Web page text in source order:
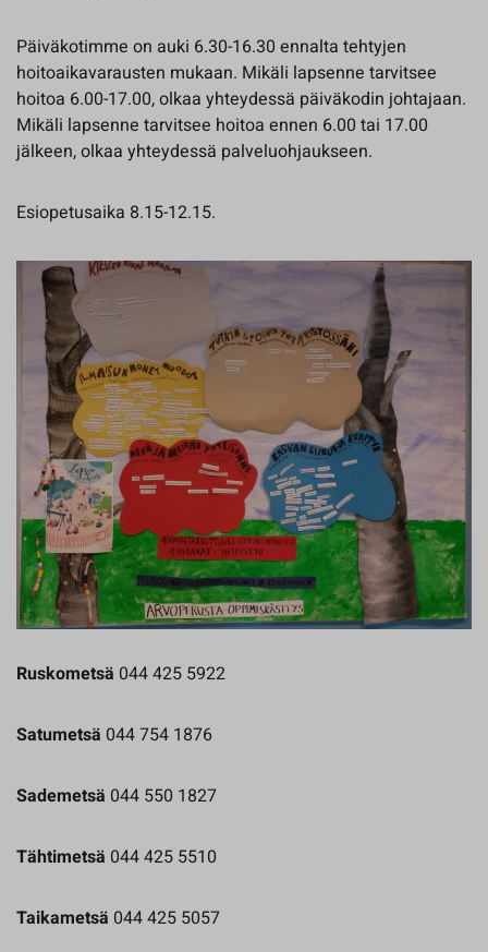
Päiväkotimme on auki 6.30-16.30 ennalta tehtyjen
hoitoaikavarausten mukaan. Mikäli lapsenne tarvitsee
hoitoa 6.00-17.00, olkaa yhteydessä päiväkodin johtajaan.
Mikäli lapsenne tarvitsee hoitoa ennen 6.00 tai 17.00
jälkeen, olkaa yhteydessä palveluohjaukseen.
Esiopetusaika 8.15-12.15.
Ruskometsä 044 425 5922
Satumetsä 044 754 1876
Sademetsä 044 550 1827
Tähtimetsä 044 425 5510
Taikametsä 044 425 5057